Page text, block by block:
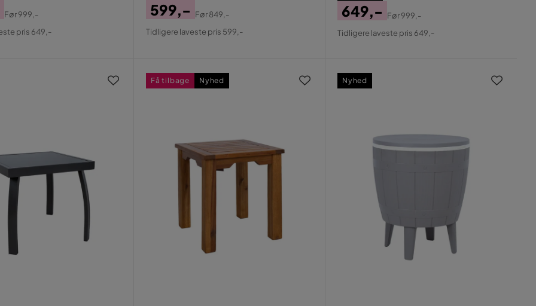
Før999,-
pris 649,-
Pris
599,-
Original
Før849,-
Tidligere laveste pris 599,-
Pris
649,-
Original
Før999,-
Tidligere laveste pris 649,-
Få tilbage Nyhed Nyhed